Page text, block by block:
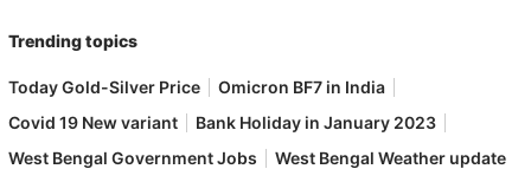
Trending topics
Today Gold-Silver Price
Omicron BF7 in India
Covid 19 New variant
Bank Holiday in January 2023
West Bengal Government Jobs
West Bengal Weather update